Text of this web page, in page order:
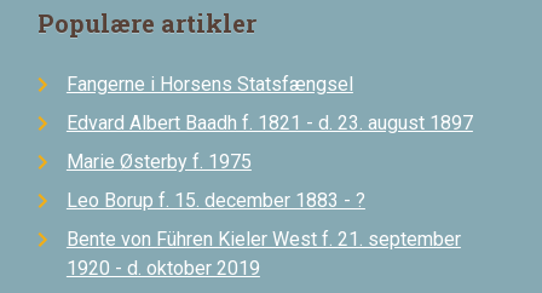
Populære artikler
Fangerne i Horsens Statsfængsel
Edvard Albert Baadh f. 1821 - d. 23. august 1897
Marie Østerby f. 1975
Leo Borup f. 15. december 1883 - ?
Bente von Führen Kieler West f. 21. september
1920 - d. oktober 2019